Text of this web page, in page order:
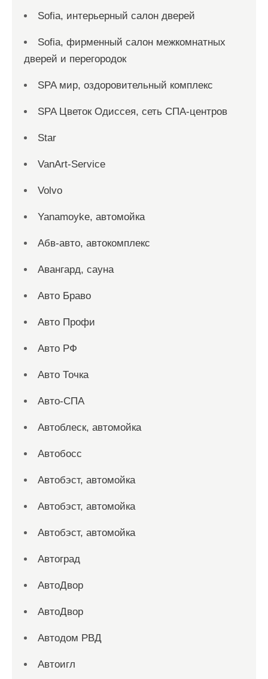
Sofia, интерьерный салон дверей
Sofia, фирменный салон межкомнатных
дверей и перегородок
SPA мир, оздоровительный комплекс
SPA Цветок Одиссея, сеть СПА-центров
Star
VanArt-Service
Volvo
Yanamoyke, автомойка
Абв-авто, автокомплекс
Авангард, сауна
Авто Браво
Авто Профи
Авто РФ
Авто Точка
Авто-СПА
Автоблеск, автомойка
Автобосс
Автобэст, автомойка
Автобэст, автомойка
Автобэст, автомойка
Автоград
АвтоДвор
АвтоДвор
Автодом РВД
Автоигл